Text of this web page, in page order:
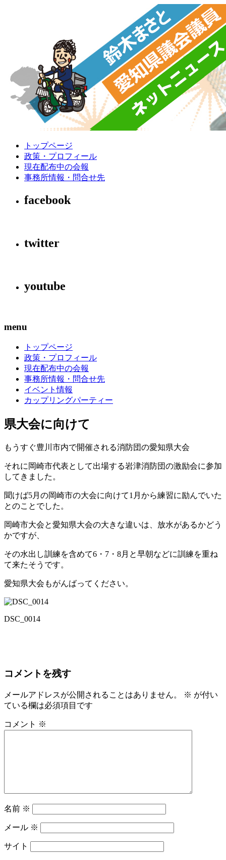
トップページ
政策・プロフィール
現在配布中の会報
事務所情報・問合せ先
facebook
twitter
youtube
menu
トップページ
政策・プロフィール
現在配布中の会報
事務所情報・問合せ先
イベント情報
カップリングパーティー
県大会に向けて
もうすぐ豊川市内で開催される消防団の愛知県大会
それに岡崎市代表として出場する岩津消防団の激励会に参加
してきました。
聞けば5月の岡崎市の大会に向けて1月から練習に励んでいた
とのことでした。
岡崎市大会と愛知県大会の大きな違いは、放水があるかどう
かですが、
その水出し訓練を含めて6・7・8月と早朝などに訓練を重ね
て来たそうです。
愛知県大会もがんばってください。
DSC_0014
コメントを残す
メールアドレスが公開されることはありません。 ※ が付い
ている欄は必須項目です
コメント ※
名前 ※
メール ※
サイト